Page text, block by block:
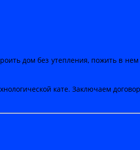
дом без утепления, пожить в
кате. Заключаем